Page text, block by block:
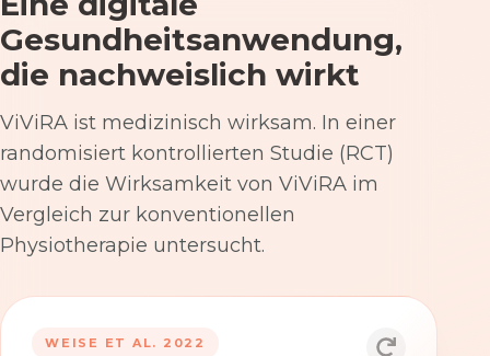
Gesundheitsanwendung,
die nachweislich wirkt
ViViRA ist medizinisch wirksam. In einer
randomisiert kontrollierten Studie (RCT)
wurde die Wirksamkeit von ViViRA im
Vergleich zur konventionellen
Physiotherapie untersucht.
WEISE ET AL. 202253% nach 12 Wochen